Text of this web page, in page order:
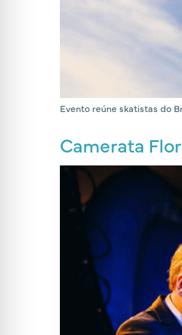
Evento reúne skatistas do
Camerata